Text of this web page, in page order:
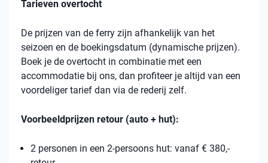
Tarieven overtocht
De prijzen van de ferry zijn afhankelijk van het
seizoen en de boekingsdatum (dynamische prijzen).
Boek je de overtocht in combinatie met een
accommodatie bij ons, dan profiteer je altijd van een
voordeliger tarief dan via de rederij zelf.
Voorbeeldprijzen retour (auto + hut):
2 personen in een 2-persoons hut: vanaf € 380,-